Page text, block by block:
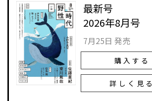
最新号
2026年8月号
7月25日 発売
購入する
詳しく見る